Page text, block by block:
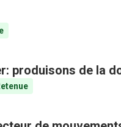
produisons de la